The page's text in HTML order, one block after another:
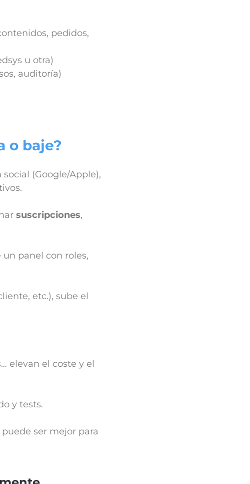
pedidos,
u otra)
auditoría)
o baje?
(Google/Apple),
suscripciones,
un panel con roles,
etc.), sube el
elevan el coste y el
y tests.
ser mejor para